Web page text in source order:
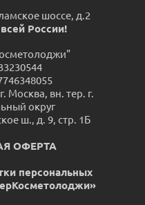
шоссе, д.2
России!
Москва, вн. тер. г.
округ
ш., д. 9, стр. 1Б
ОФЕРТА
персональных